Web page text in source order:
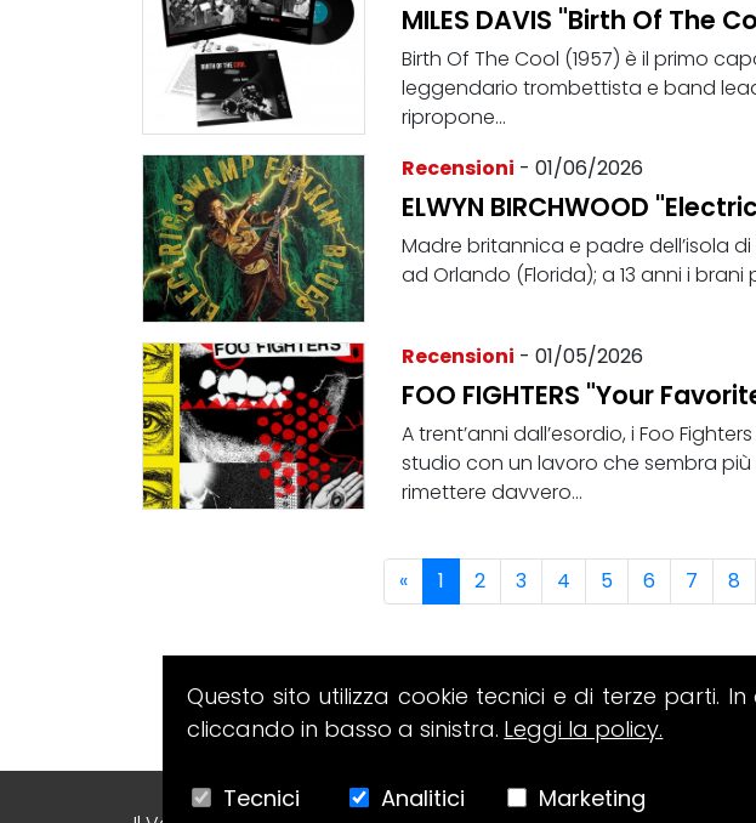
MILES DAVIS "Birth Of The
Birth Of The Cool (1957) è il primo
leggendario trombettista e band
ripropone...
Recensioni - 01/06/2026
ELWYN BIRCHWOOD
Madre britannica e padre dell’isola
ad Orlando (Florida); a 13 anni i brani
Recensioni - 01/05/2026
FOO FIGHTERS "Your
A trent’anni dall’esordio, i Foo
studio con un lavoro che sembra
rimettere davvero...
« 1 2 3 4 5 6 7 8
Questo sito utilizza cookie tecnici e di terze parti.
cliccando in basso a sinistra. Leggi la policy.
Tecnici Analitici Marketing